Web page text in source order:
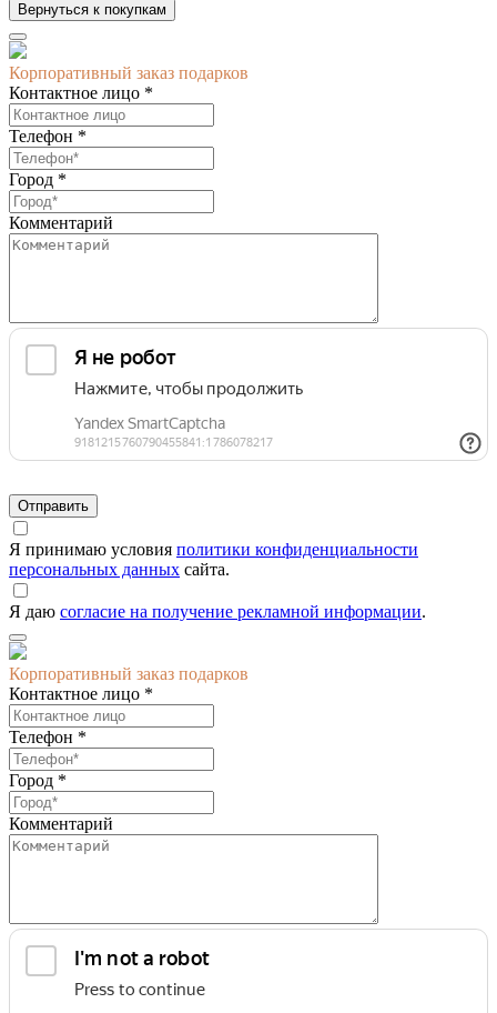
Вернуться к покупкам
Корпоративный заказ подарков
Контактное лицо *
Телефон *
Город *
Комментарий
Я принимаю условия политики конфиденциальности
персональных данных сайта.
Я даю согласие на получение рекламной информации.
Корпоративный заказ подарков
Контактное лицо *
Телефон *
Город *
Комментарий